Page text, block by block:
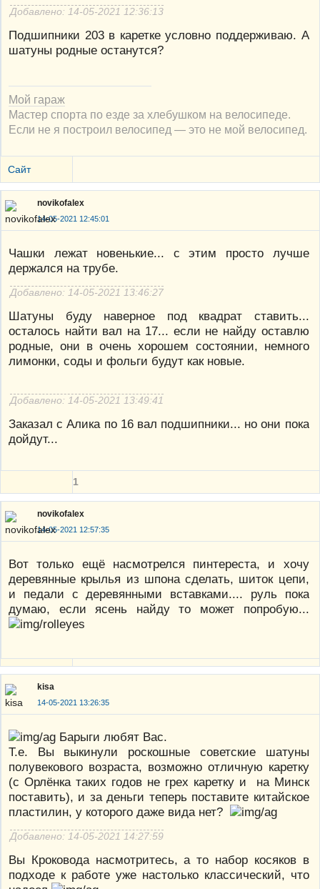
Добавлено: 14-05-2021 12:36:13
Подшипники 203 в каретке условно поддерживаю. А
шатуны родные останутся?
Мой гараж
Мастер спорта по езде за хлебушком на велосипеде.
Если не я построил велосипед — это не мой велосипед.
Сайт
novikofalex
14-05-2021 12:45:01
Чашки лежат новенькие... с этим просто лучше
держался на трубе.
Добавлено: 14-05-2021 13:46:27
Шатуны буду наверное под квадрат ставить...
осталось найти вал на 17... если не найду оставлю
родные, они в очень хорошем состоянии, немного
лимонки, соды и фольги будут как новые.
Добавлено: 14-05-2021 13:49:41
Заказал с Алика по 16 вал подшипники... но они пока
дойдут...
1
novikofalex
14-05-2021 12:57:35
Вот только ещё насмотрелся пинтереста, и хочу
деревянные крылья из шпона сделать, шиток цепи,
и педали с деревянными вставками.... руль пока
думаю, если ясень найду то может попробую...
kisa
14-05-2021 13:26:35
Барыги любят Вас.
Т.е. Вы выкинули роскошные советские шатуны
полувекового возраста, возможно отличную каретку
(с Орлёнка таких годов не грех каретку и на Минск
поставить), и за деньги теперь поставите китайское
пластилин, у которого даже вида нет?
Добавлено: 14-05-2021 14:27:59
Вы Кроковода насмотритесь, а то набор косяков в
подходе к работе уже настолько классический, что